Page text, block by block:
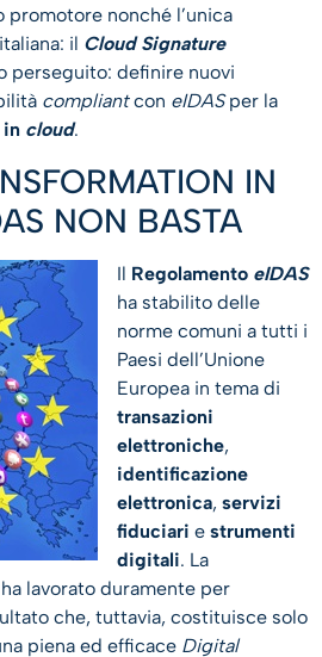
promotore nonché l’unica
il Cloud Signature
perseguito: definire nuovi
compliantcon eIDASper la
in cloud.
IN
NON BASTA
Il Regolamento eIDAS
ha stabilito delle
norme comuni a tutti i
Paesi dell’Unione
Europea in tema di
transazioni
elettroniche,
identificazione
elettronica, servizi
fiduciari e strumenti
digitali. La
lavorato duramente per
che, tuttavia, costituisce solo
piena ed efficace Digital